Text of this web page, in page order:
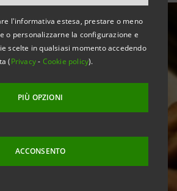
l'informativa estesa, prestare o meno
o personalizzarne la configurazione e
scelte in qualsiasi momento accedendo
(Privacy- Cookie policy).
PIÙ OPZIONI
ACCONSENTO